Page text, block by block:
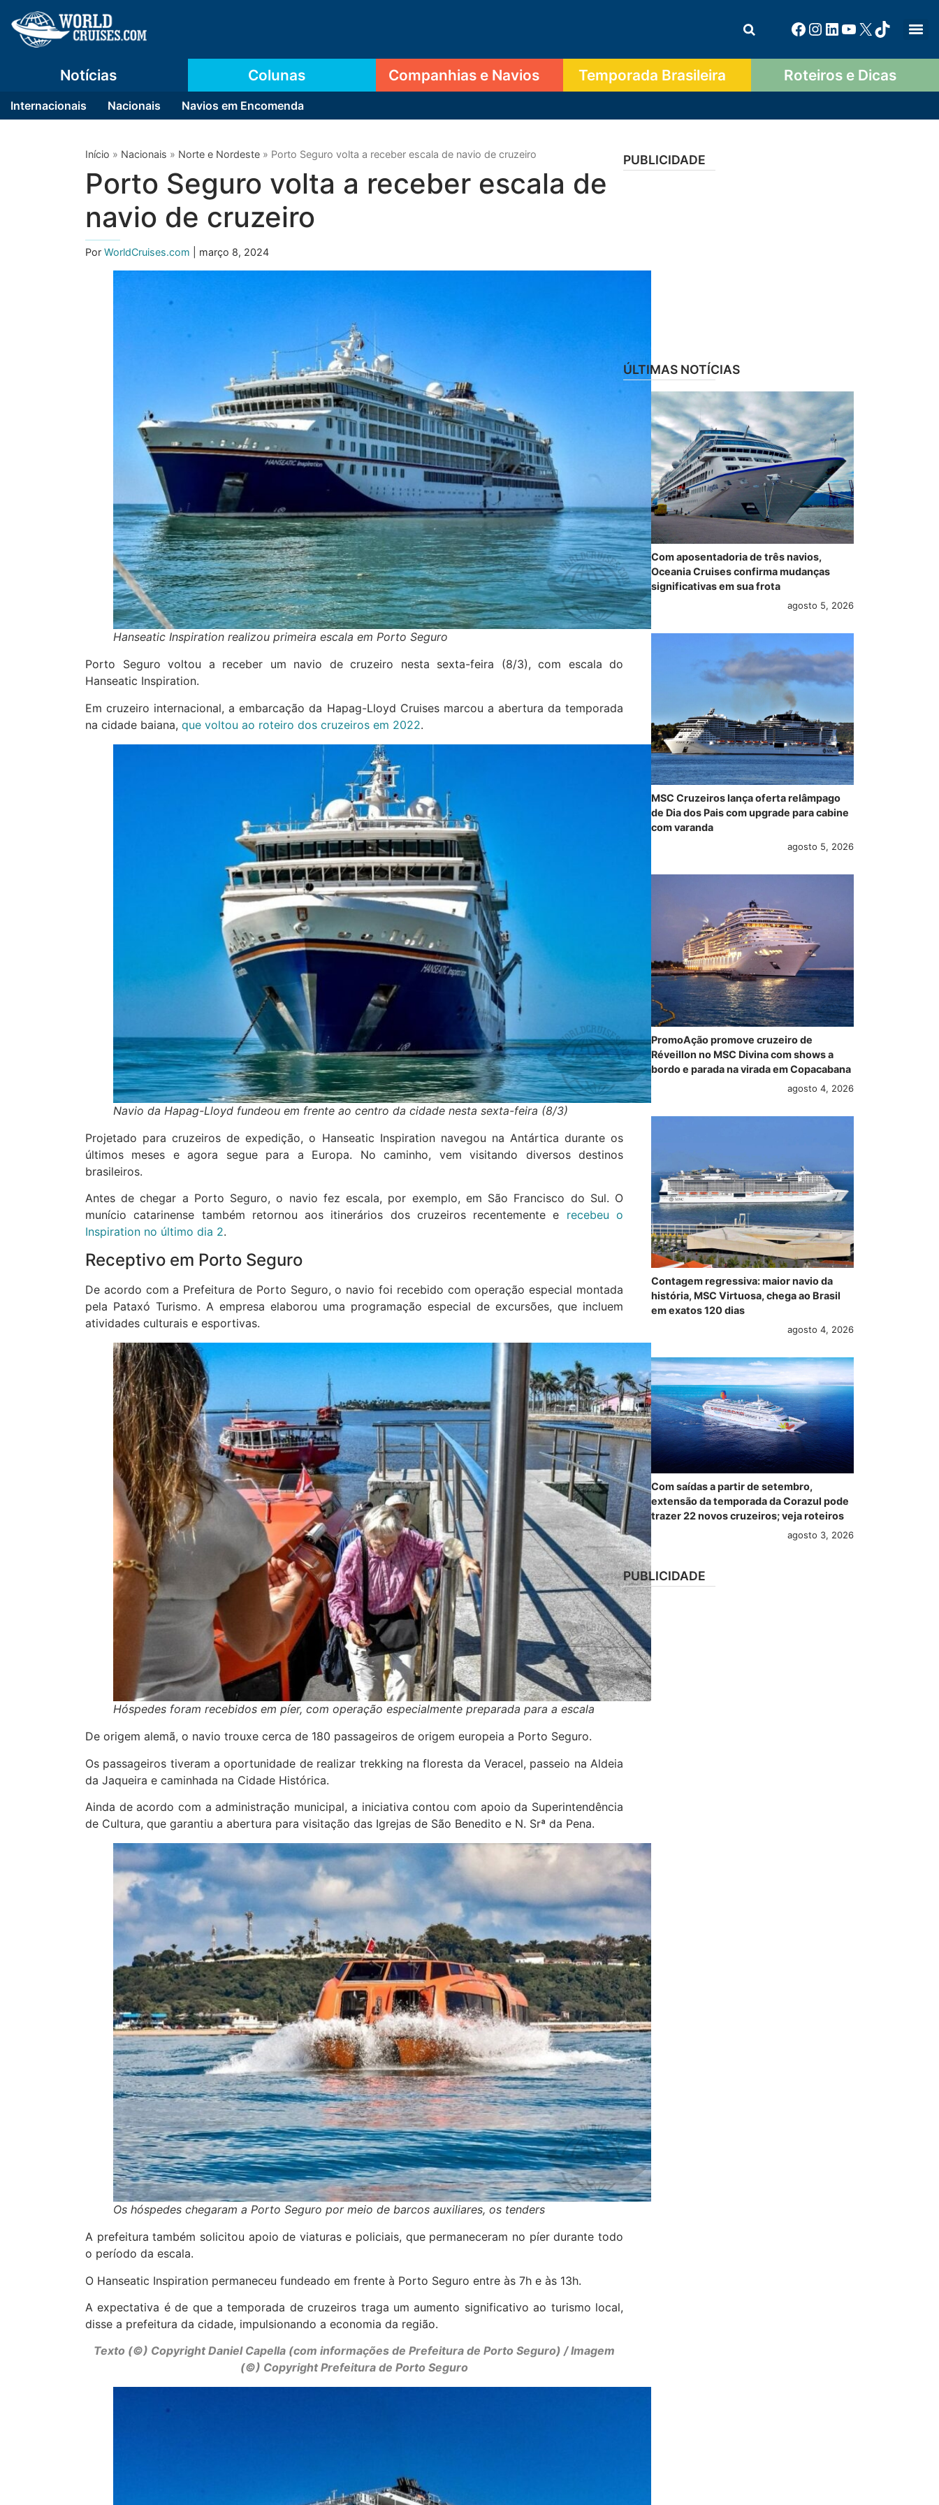
Notícias
Internacionais Nacionais Navios em Encomenda
Colunas Companhias e Navios Temporada Brasileira Roteiros e Dicas
Início » Nacionais » Norte e Nordeste » Porto Seguro volta a receber escala de navio de cruzeiro
Porto Seguro volta a receber escala de
navio de cruzeiro
Por WorldCruises.com | março 8, 2024
Hanseatic Inspiration realizou primeira escala em Porto Seguro
Porto Seguro voltou a receber um navio de cruzeiro nesta sexta-feira (8/3), com escala do
Hanseatic Inspiration.
Em cruzeiro internacional, a embarcação da Hapag-Lloyd Cruises marcou a abertura da temporada
na cidade baiana, que voltou ao roteiro dos cruzeiros em 2022.
Navio da Hapag-Lloyd fundeou em frente ao centro da cidade nesta sexta-feira (8/3)
Projetado para cruzeiros de expedição, o Hanseatic Inspiration navegou na Antártica durante os
últimos meses e agora segue para a Europa. No caminho, vem visitando diversos destinos
brasileiros.
Antes de chegar a Porto Seguro, o navio fez escala, por exemplo, em São Francisco do Sul. O
munício catarinense também retornou aos itinerários dos cruzeiros recentemente e recebeu o
Inspiration no último dia 2.
Receptivo em Porto Seguro
De acordo com a Prefeitura de Porto Seguro, o navio foi recebido com operação especial montada
pela Pataxó Turismo. A empresa elaborou uma programação especial de excursões, que incluem
atividades culturais e esportivas.
Hóspedes foram recebidos em píer, com operação especialmente preparada para a escala
De origem alemã, o navio trouxe cerca de 180 passageiros de origem europeia a Porto Seguro.
Os passageiros tiveram a oportunidade de realizar trekking na floresta da Veracel, passeio na Aldeia
da Jaqueira e caminhada na Cidade Histórica.
Ainda de acordo com a administração municipal, a iniciativa contou com apoio da Superintendência
de Cultura, que garantiu a abertura para visitação das Igrejas de São Benedito e N. Srª da Pena.
Os hóspedes chegaram a Porto Seguro por meio de barcos auxiliares, os tenders
A prefeitura também solicitou apoio de viaturas e policiais, que permaneceram no píer durante todo
o período da escala.
O Hanseatic Inspiration permaneceu fundeado em frente à Porto Seguro entre às 7h e às 13h.
A expectativa é de que a temporada de cruzeiros traga um aumento significativo ao turismo local,
disse a prefeitura da cidade, impulsionando a economia da região.
Texto (©) Copyright Daniel Capella (com informações de Prefeitura de Porto Seguro) / Imagem
(©) Copyright Prefeitura de Porto Seguro
PUBLICIDADE
ÚLTIMAS NOTÍCIAS
Com aposentadoria de três navios,
Oceania Cruises confirma mudanças
significativas em sua frota
agosto 5, 2026
MSC Cruzeiros lança oferta relâmpago
de Dia dos Pais com upgrade para cabine
com varanda
agosto 5, 2026
PromoAção promove cruzeiro de
Réveillon no MSC Divina com shows a
bordo e parada na virada em Copacabana
agosto 4, 2026
Contagem regressiva: maior navio da
história, MSC Virtuosa, chega ao Brasil
em exatos 120 dias
agosto 4, 2026
Com saídas a partir de setembro,
extensão da temporada da Corazul pode
trazer 22 novos cruzeiros; veja roteiros
agosto 3, 2026
PUBLICIDADE